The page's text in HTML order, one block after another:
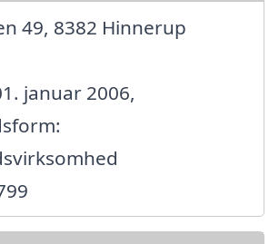
49, 8382 Hinnerup
januar 2006,